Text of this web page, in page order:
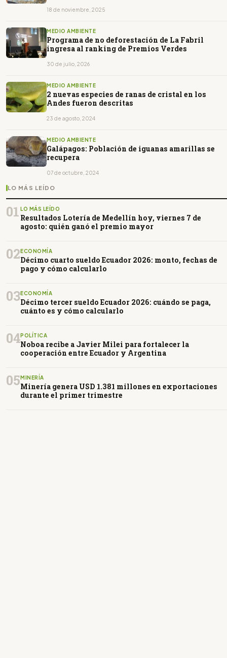
18 de noviembre, 2025
MEDIO AMBIENTE
Programa de no deforestación de La Fabril
ingresa al ranking de Premios Verdes
30 de julio, 2026
MEDIO AMBIENTE
2 nuevas especies de ranas de cristal en los
Andes fueron descritas
23 de agosto, 2024
MEDIO AMBIENTE
Galápagos: Población de iguanas amarillas se
recupera
07 de octubre, 2024
LO MÁS LEÍDO
01 LO MÁS LEÍDO
Resultados Lotería de Medellín hoy, viernes 7 de
agosto: quién ganó el premio mayor
02 ECONOMÍA
Décimo cuarto sueldo Ecuador 2026: monto, fechas de
pago y cómo calcularlo
03ECONOMÍA
Décimo tercer sueldo Ecuador 2026: cuándo se paga,
cuánto es y cómo calcularlo
04POLÍTICA
Noboa recibe a Javier Milei para fortalecer la
cooperación entre Ecuador y Argentina
05 MINERÍA
Minería genera USD 1.381 millones en exportaciones
durante el primer trimestre